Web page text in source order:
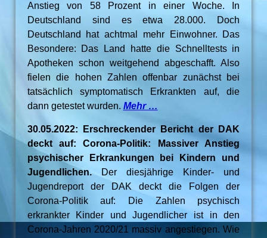
Anstieg von 58 Prozent in einer Woche. In
Deutschland sind es etwa 28.000. Doch
Deutschland hat achtmal mehr Einwohner. Das
Besondere: Das Land hatte die Schnelltests in
Apotheken schon weitgehend abgeschafft. Also
fielen die hohen Zahlen offenbar zunächst bei
tatsächlich symptomatisch Erkrankten auf, die
dann getestet wurden. Mehr …
30.05.2022: Erschreckender Bericht der DAK
deckt auf: Corona-Politik: Massiver Anstieg
psychischer Erkrankungen bei Kindern und
Jugendlichen.Der diesjährige Kinder- und
Jugendreport der DAK deckt die Folgen der
Corona-Politik auf: Die Zahlen psychisch
erkrankter Kinder und Jugendlicher ist in den
Corona-Jahren 2020/21 massiv angestiegen. Wie